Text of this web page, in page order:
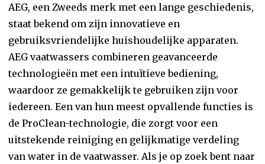
AEG, een Zweeds merk met een lange geschiedenis,
staat bekend om zijn innovatieve en
gebruiksvriendelijke huishoudelijke apparaten.
AEG vaatwassers combineren geavanceerde
technologieën met een intuïtieve bediening,
waardoor ze gemakkelijk te gebruiken zijn voor
iedereen. Een van hun meest opvallende functies is
de ProClean-technologie, die zorgt voor een
uitstekende reiniging en gelijkmatige verdeling
van water in de vaatwasser. Als je op zoek bent naar